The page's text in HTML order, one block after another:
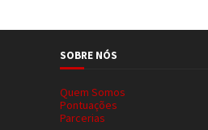
SOBRE NÓS
Quem Somos
Pontuações
Parcerias